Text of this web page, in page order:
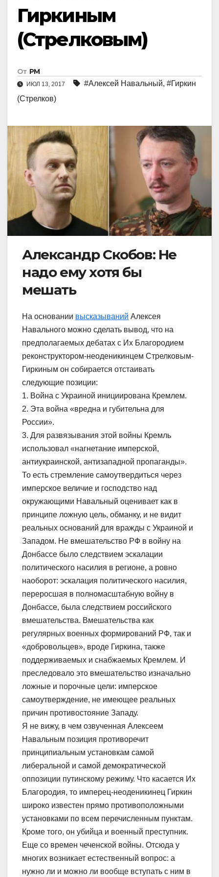
Гиркиным
(Стрелковым)
От РМ
ИЮЛ 13, 2017 #Алексей Навальный, #Гиркин
(Стрелков)
Александр Скобов: Не
надо ему хотя бы
мешать
На основании высказываний Алексея
Навального можно сделать вывод, что на
предполагаемых дебатах с Их Благородием
реконструктором-неоденикинцем Стрелковым-
Гиркиным он собирается отстаивать
следующие позиции:
1. Война с Украиной инициирована Кремлем.
2. Эта война «вредна и губительна для
России».
3. Для развязывания этой войны Кремль
использовал «нагнетание имперской,
антиукраинской, антизападной пропаганды».
То есть стремление самоутвердиться через
имперское величие и господство над
окружающими Навальный оценивает как в
принципе ложную цель, обманку, и не видит
реальных оснований для вражды с Украиной и
Западом. Не вмешательство РФ в войну на
Донбассе было следствием эскалации
политического насилия в регионе, а ровно
наоборот: эскалация политического насилия,
переросшая в полномасштабную войну в
Донбассе, была следствием российского
вмешательства. Вмешательства как
регулярных военных формирований РФ, так и
«добровольцев», вроде Гиркина, также
поддерживаемых и снабжаемых Кремлем. И
преследовало это вмешательство изначально
ложные и порочные цели: имперское
самоутверждение, не имеющее реальных
причин противостояние Западу.
Я не вижу, в чем озвученная Алексеем
Навальным позиция противоречит
принципиальным установкам самой
либеральной и самой демократической
оппозиции путинскому режиму. Что касается Их
Благородия, то имперец-неоденикинец Гиркин
широко известен прямо противоположными
установками по всем перечисленным пунктам.
Кроме того, он убийца и военный преступник.
Еще со времен чеченской войны. Отсюда у
многих возникает естественный вопрос: а
нужно ли и можно ли вообще вступать с ним в